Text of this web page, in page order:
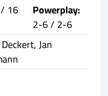
16
Powerplay:
2-6 / 2-6
Jan